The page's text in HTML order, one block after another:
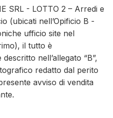
SRL - LOTTO 2 – Arredi e
(ubicati nell’Opificio B -
ufficio site nel
il tutto è
nell’allegato “B”,
redatto dal perito
avviso di vendita